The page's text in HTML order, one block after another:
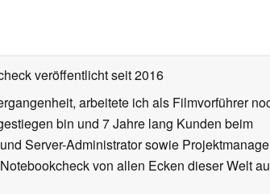
veröffentlichtseit 2016
arbeitete ich als Filmvorführer
bin und 7 Jahre lang Kunden beim
Server-Administrator sowie
von allen Ecken dieser Welt